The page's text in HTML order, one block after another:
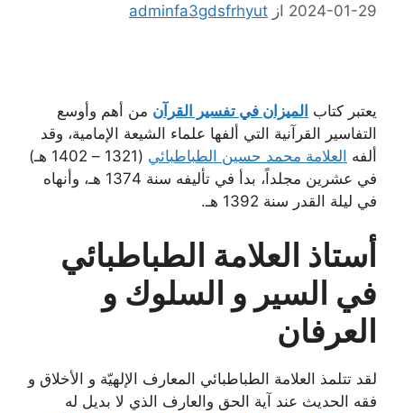
2024-01-29 از adminfa3gdsfrhyut
يعتبر كتاب الميزان في تفسير القرآن من أهم وأوسع
التفاسير القرآنية التي ألفها علماء الشيعة الإمامية، وقد
ألفه العلامة محمد حسين الطباطبائي
(1321 – 1402 هـ)
في عشرين مجلداً، بدأ في تأليفه سنة 1374 هـ، وأنهاه
في ليلة القدر سنة 1392 هـ.
أستاذ العلامة الطباطبائي
في السير و السلوك و
العرفان
لقد تتلمذ العلامة الطباطبائي المعارف الإلهيّة و الأخلاق و
فقه الحديث عند آية الحق والعارف الذي لا بديل له